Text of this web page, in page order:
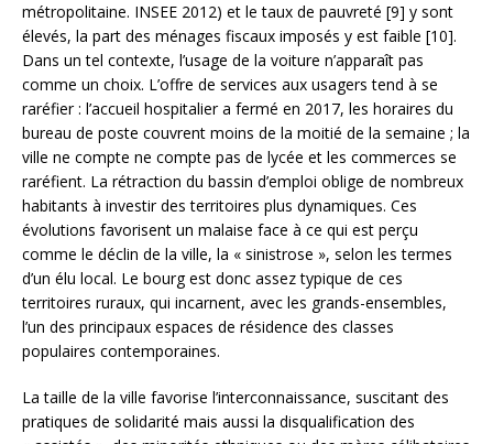
métropolitaine. INSEE 2012) et le taux de pauvreté [9] y sont
élevés, la part des ménages fiscaux imposés y est faible [10].
Dans un tel contexte, l’usage de la voiture n’apparaît pas
comme un choix. L’offre de services aux usagers tend à se
raréfier : l’accueil hospitalier a fermé en 2017, les horaires du
bureau de poste couvrent moins de la moitié de la semaine ; la
ville ne compte ne compte pas de lycée et les commerces se
raréfient. La rétraction du bassin d’emploi oblige de nombreux
habitants à investir des territoires plus dynamiques. Ces
évolutions favorisent un malaise face à ce qui est perçu
comme le déclin de la ville, la « sinistrose », selon les termes
d’un élu local. Le bourg est donc assez typique de ces
territoires ruraux, qui incarnent, avec les grands-ensembles,
l’un des principaux espaces de résidence des classes
populaires contemporaines.
La taille de la ville favorise l’interconnaissance, suscitant des
pratiques de solidarité mais aussi la disqualification des